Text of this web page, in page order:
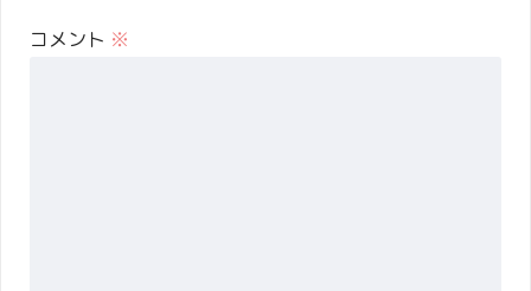
コメント ※